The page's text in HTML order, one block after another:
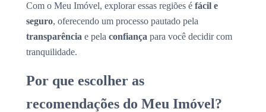
Com o Meu Imóvel, explorar essas regiões é fácil e
seguro, oferecendo um processo pautado pela
transparência e pela confiança para você decidir com
tranquilidade.
Por que escolher as
recomendações do Meu Imóvel?